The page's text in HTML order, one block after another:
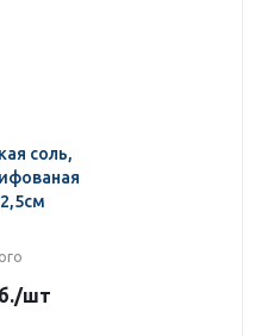
соль,
/шт